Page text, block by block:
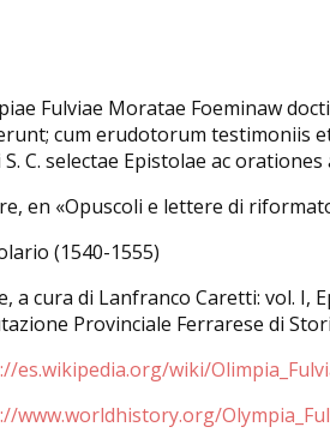
Fulviae Moratae Foeminaw
cum erudotorum testimoniis
S. C. selectae Epistolae ac
en «Opuscoli e lettere di
(1540-1555)
a cura di Lanfranco Caretti: vol. I,
Provinciale Ferrarese di
es.wikipedia.org/wiki/
www.worldhistory.org/